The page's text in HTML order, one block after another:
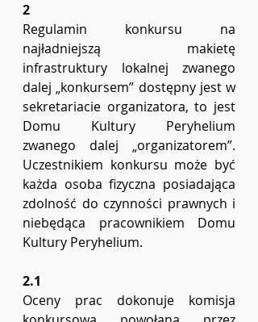
2
Regulamin konkursu na
najładniejszą makietę
infrastruktury lokalnej zwanego
dalej „konkursem” dostępny jest w
sekretariacie organizatora, to jest
Domu Kultury Peryhelium
zwanego dalej „organizatorem”.
Uczestnikiem konkursu może być
każda osoba fizyczna posiadająca
zdolność do czynności prawnych i
niebędąca pracownikiem Domu
Kultury Peryhelium.
2.1
Oceny prac dokonuje komisja